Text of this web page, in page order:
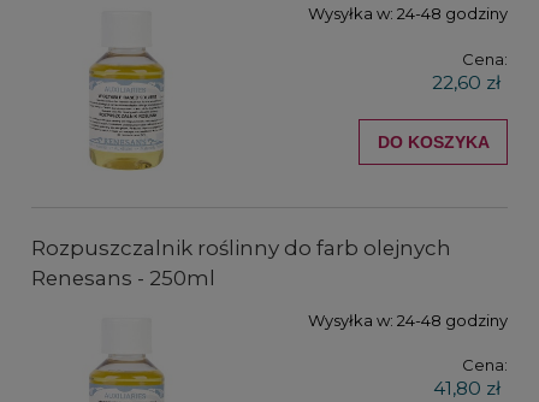
Wysyłka w: 24-48 godziny
Cena:
22,60 zł
DO KOSZYKA
Rozpuszczalnik roślinny do farb olejnych
Renesans - 250ml
Wysyłka w: 24-48 godziny
Cena:
41,80 zł